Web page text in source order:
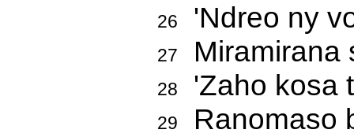
26 'Ndreo ny
27 Miramirana
28 'Zaho kosa
29 Ranomaso